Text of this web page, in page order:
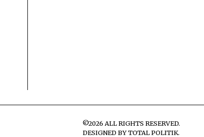
©2026 ALL RIGHTS RESERVED.
DESIGNED BYTOTAL POLITIK.